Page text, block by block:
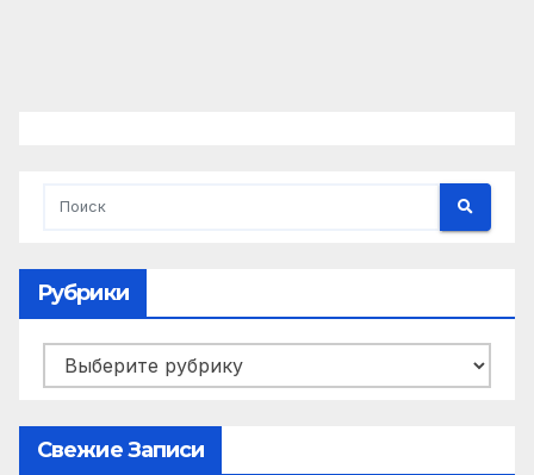
Рубрики
Рубрики
Свежие Записи